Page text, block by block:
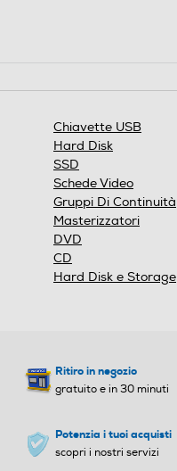
Chiavette USB
Hard Disk
SSD
Schede Video
Gruppi Di Continuità
Masterizzatori
DVD
CD
Hard Disk e Storage
Ritiro in negozio
gratuito e in 30 minuti
Potenzia i tuoi acquisti
scopri i nostri servizi